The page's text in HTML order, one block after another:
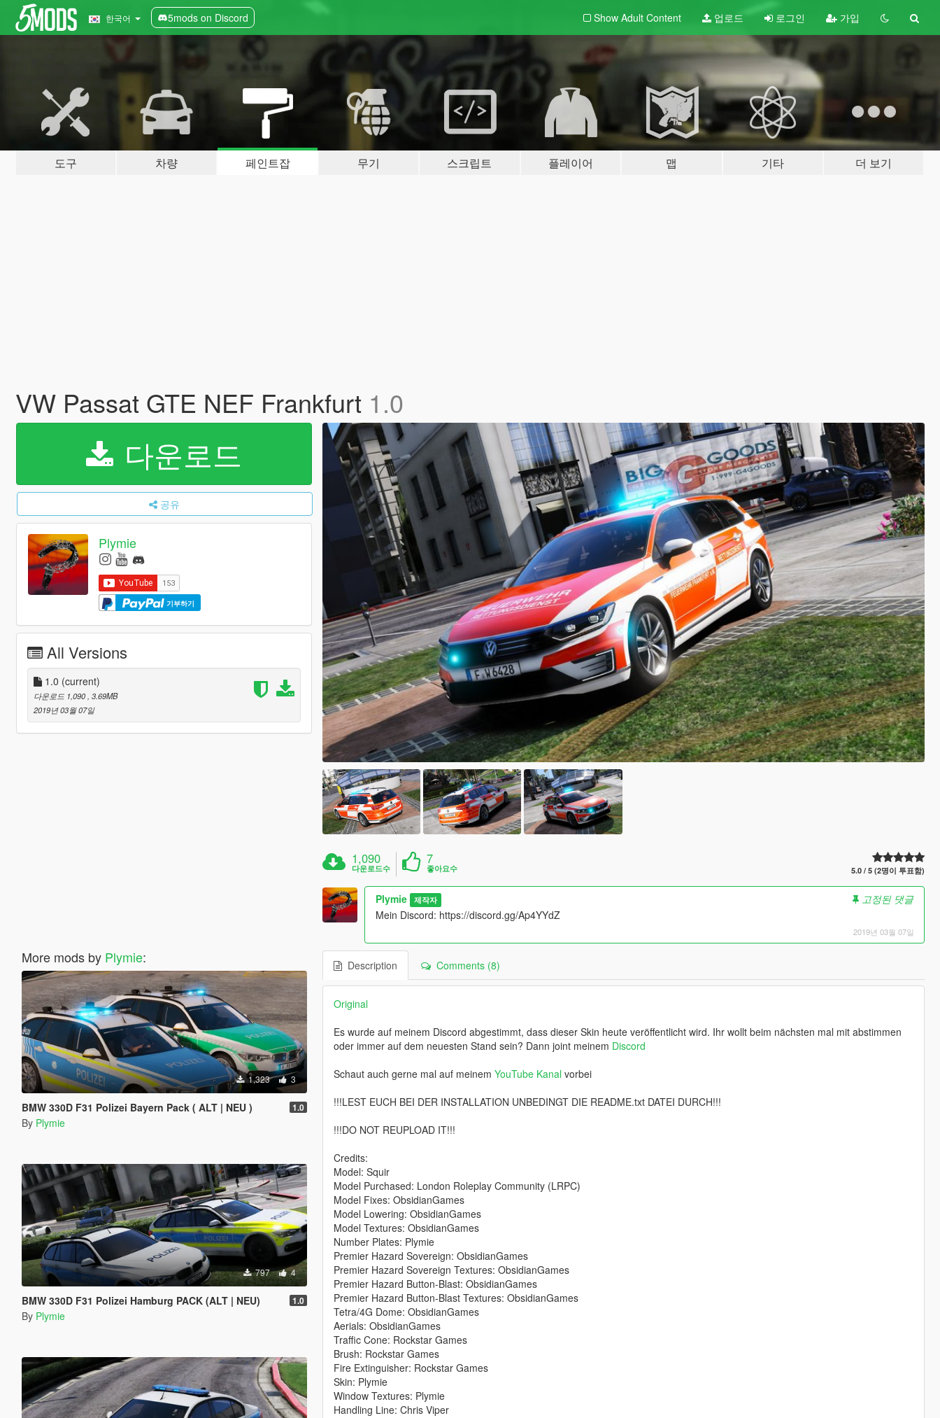
한국어 5mods on Discord Show Adult Content 업로드 로그인 가입
도구 차량 페인트잡 무기 스크립트 플레이어 맵 기타 더 보기
VW Passat GTE NEF Frankfurt 1.0
다운로드
공유
Plymie
기부하기
All Versions
1.0 (current)
다운로드 1,090 , 3.69MB
2019년 03월 07일
More mods by Plymie:
1,323 3
BMW 330D F31 Polizei Bayern Pack ( ALT | NEU ) 1.0
By Plymie
797 4
BMW 330D F31 Polizei Hamburg PACK (ALT | NEU) 1.0
By Plymie
1,090
다운로드수
7
좋아요수 5.0 / 5 (2명이 투표함)
Plymie 제작자
고정된 댓글
Mein Discord: https://discord.gg/Ap4YYdZ
2019년 03월 07일
Description Comments (8)
Original
Es wurde auf meinem Discord abgestimmt, dass dieser Skin heute veröffentlicht wird. Ihr wollt beim nächsten mal mit abstimmen
oder immer auf dem neuesten Stand sein? Dann joint meinem Discord
Schaut auch gerne mal auf meinem YouTube Kanalvorbei
!!!LEST EUCH BEI DER INSTALLATION UNBEDINGT DIE README.txt DATEI DURCH!!!
!!!DO NOT REUPLOAD IT!!!
Credits:
Model: Squir
Model Purchased: London Roleplay Community (LRPC)
Model Fixes: ObsidianGames
Model Lowering: ObsidianGames
Model Textures: ObsidianGames
Number Plates: Plymie
Premier Hazard Sovereign: ObsidianGames
Premier Hazard Sovereign Textures: ObsidianGames
Premier Hazard Button-Blast: ObsidianGames
Premier Hazard Button-Blast Textures: ObsidianGames
Tetra/4G Dome: ObsidianGames
Aerials: ObsidianGames
Traffic Cone: Rockstar Games
Brush: Rockstar Games
Fire Extinguisher: Rockstar Games
Skin: Plymie
Window Textures: Plymie
Handling Line: Chris Viper